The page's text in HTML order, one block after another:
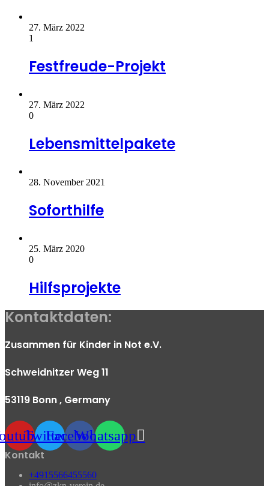
27. März 2022
1
Festfreude-Projekt
27. März 2022
0
Lebensmittelpakete
28. November 2021
Soforthilfe
25. März 2020
0
Hilfsprojekte
Kontaktdaten:
Zusammen für Kinder in Not e.V.
Schweidnitzer Weg 11
53119 Bonn, Germany
TwitterFacebookWhatsapp
Kontakt
+4915566455560